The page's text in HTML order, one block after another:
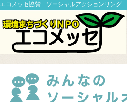
エコメッセ協賛 ソーシャルアクションリング